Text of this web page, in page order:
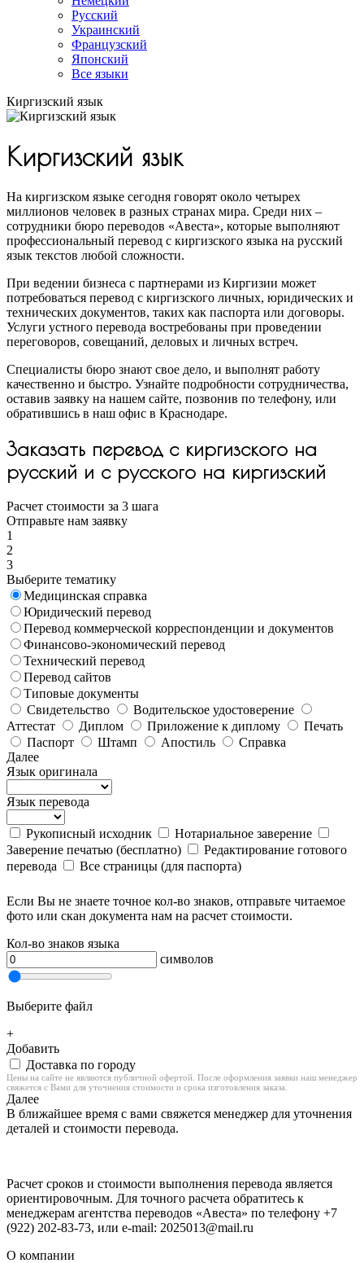
Русский
Украинский
Французский
Японский
Все языки
Киргизский язык
Киргизский язык
На киргизском языке сегодня говорят около четырех
миллионов человек в разных странах мира. Среди них –
сотрудники бюро переводов «Авеста», которые выполняют
профессиональный перевод с киргизского языка на русский
язык текстов любой сложности.
При ведении бизнеса с партнерами из Киргизии может
потребоваться перевод с киргизского личных, юридических и
технических документов, таких как паспорта или договоры.
Услуги устного перевода востребованы при проведении
переговоров, совещаний, деловых и личных встреч.
Специалисты бюро знают свое дело, и выполнят работу
качественно и быстро. Узнайте подробности сотрудничества,
оставив заявку на нашем сайте, позвонив по телефону, или
обратившись в наш офис в Краснодаре.
Заказать перевод с киргизского на
русский и с русского на киргизский
Расчет стоимости за 3 шага
Отправьте нам заявку
1
2
3
Выберите тематику
Медицинская справка
Юридический перевод
Перевод коммерческой корреспонденции и документов
Финансово-экономический перевод
Технический перевод
Перевод сайтов
Типовые документы
Свидетельство
Водительское удостоверение
Аттестат
Диплом Приложение к диплому
Печать
Паспорт
Штамп Апостиль
Справка
Далее
Язык оригинала
Язык перевода
Рукописный исходник
Нотариальное заверение
Заверение печатью (бесплатно)
Редактирование готового
перевода
Все страницы (для паспорта)
Если Вы не знаете точное кол-во знаков, отправьте читаемое
фото или скан документа нам на расчет стоимости.
Кол-во знаков языка
символов
Выберите файл
+
Добавить
Доставка по городу
Цены на сайте не являются публичной офертой. После оформления заявки наш менеджер
свяжется с Вами для уточнения стоимости и срока изготовления заказа.
Далее
В ближайшее время с вами свяжется менеджер для уточнения
деталей и стоимости перевода.
Расчет сроков и стоимости выполнения перевода является
ориентировочным. Для точного расчета обратитесь к
менеджерам агентства переводов «Авеста» по телефону +7
(922) 202-83-73, или e-mail: 2025013@mail.ru
О компании